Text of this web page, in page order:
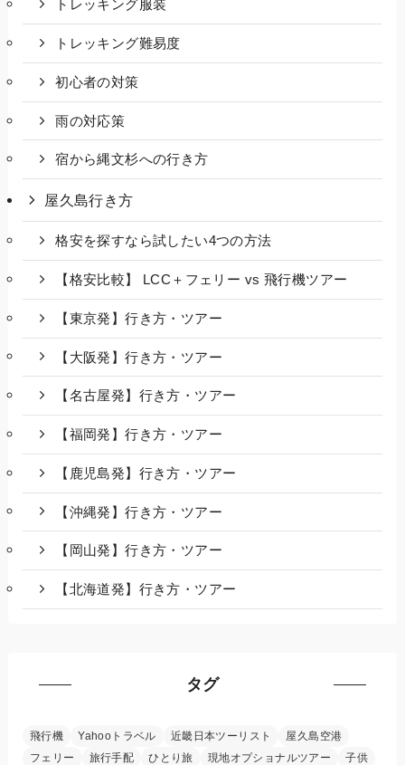
トレッキング服装
トレッキング難易度
初心者の対策
雨の対応策
宿から縄文杉への行き方
屋久島行き方
格安を探すなら試したい4つの方法
【格安比較】 LCC＋フェリー vs 飛行機ツアー
【東京発】行き方・ツアー
【大阪発】行き方・ツアー
【名古屋発】行き方・ツアー
【福岡発】行き方・ツアー
【鹿児島発】行き方・ツアー
【沖縄発】行き方・ツアー
【岡山発】行き方・ツアー
【北海道発】行き方・ツアー
タグ
飛行機 Yahooトラベル 近畿日本ツーリスト
屋久島空港
フェリー
旅行手配 ひとり旅 現地オプショナルツアー
子供